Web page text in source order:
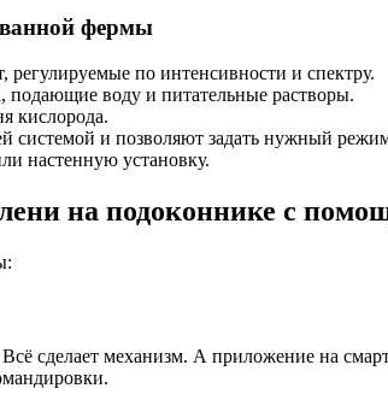
фермы
по интенсивности и спектру.
подающие воду и питательные растворы.
кислорода.
системой и позволяют задать нужный
настенную установку.
на подоконнике с
сделает механизм. А приложение на